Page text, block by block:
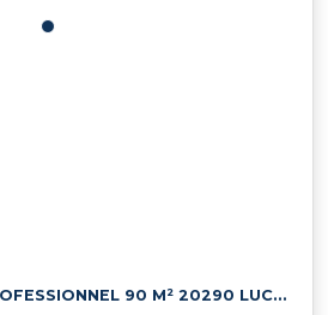
BUREAU / LOCAL PROFESSIONNEL 90 M² 20290 LUCCIANA